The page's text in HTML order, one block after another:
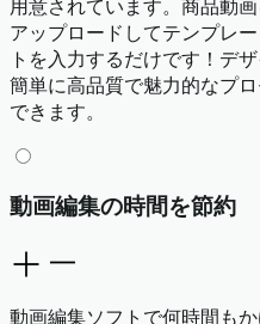
用意されています。商品動
アップロードしてテンプレ
トを入力するだけです！デ
簡単に高品質で魅力的なプ
できます。
動画編集の時間を節約
動画編集ソフトで何時間も